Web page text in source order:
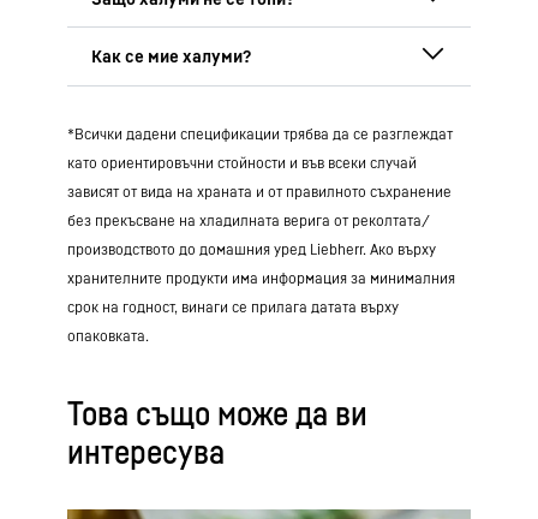
Халуми не се разтапя, тъй като
протеиновата му структура, така че
пържи или пече на скара. Тази
особеност прави халуми идеално за
сирене на скара.
предиприготвяне може да сеизплакне
за кратко в студена вода , за да се
меко, накиснете го във вода за няколко
минути и след това го подсушете.
*Всички дадени спецификации трябва да се разглеждат
като ориентировъчни стойности и във всеки случай
зависят от вида на храната и от правилното съхранение
без прекъсване на хладилната верига от реколтата/
производството до домашния уред Liebherr. Ако върху
хранителните продукти има информация за минималния
срок на годност, винаги се прилага датата върху
опаковката.
Това също може да ви
интересува